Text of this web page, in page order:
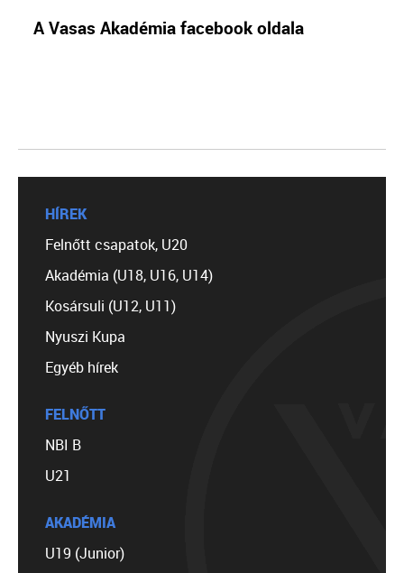
A Vasas Akadémia facebook oldala
HÍREK
Felnőtt csapatok, U20
Akadémia (U18, U16, U14)
Kosársuli (U12, U11)
Nyuszi Kupa
Egyéb hírek
FELNŐTT
NBI B
U21
AKADÉMIA
U19 (Junior)